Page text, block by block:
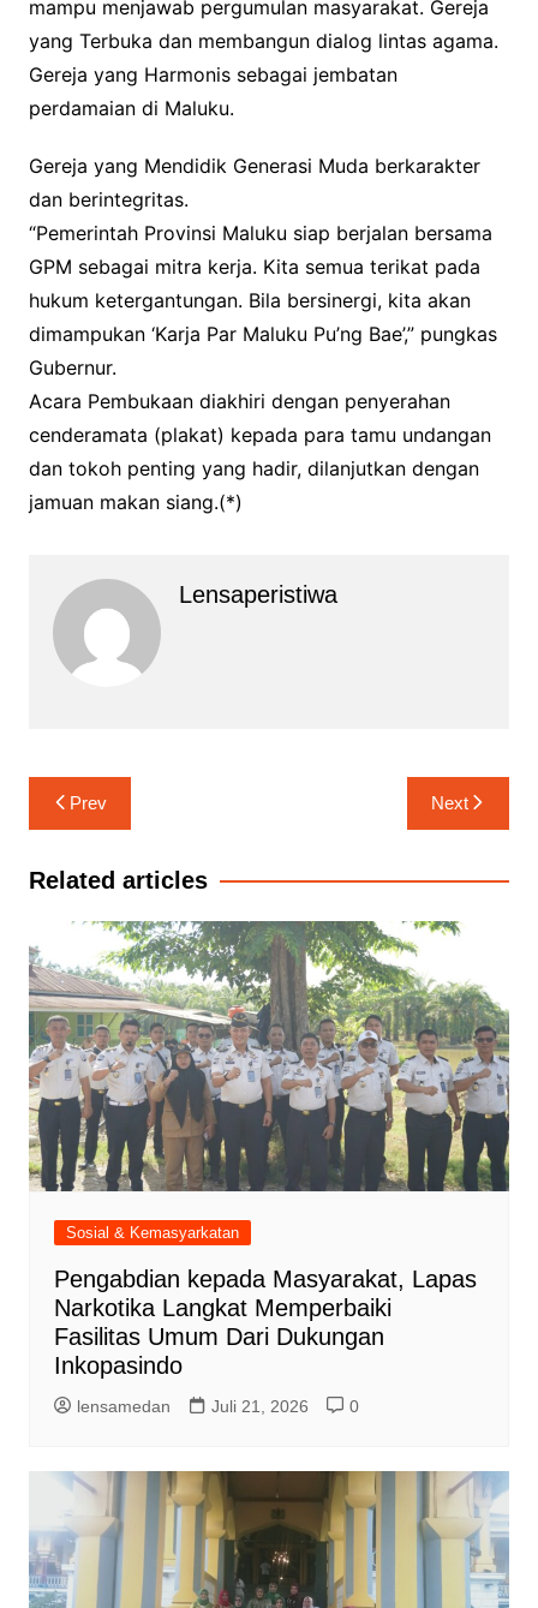
mampu menjawab pergumulan masyarakat. Gereja
yang Terbuka dan membangun dialog lintas agama.
Gereja yang Harmonis sebagai jembatan
perdamaian di Maluku.
Gereja yang Mendidik Generasi Muda berkarakter
dan berintegritas.
“Pemerintah Provinsi Maluku siap berjalan bersama
GPM sebagai mitra kerja. Kita semua terikat pada
hukum ketergantungan. Bila bersinergi, kita akan
dimampukan ‘Karja Par Maluku Pu’ng Bae’,” pungkas
Gubernur.
Acara Pembukaan diakhiri dengan penyerahan
cenderamata (plakat) kepada para tamu undangan
dan tokoh penting yang hadir, dilanjutkan dengan
jamuan makan siang.(*)
Lensaperistiwa
Navigasi
pos
Prev Next
Related articles
Sosial & Kemasyarkatan
Pengabdian kepada Masyarakat, Lapas
Narkotika Langkat Memperbaiki
Fasilitas Umum Dari Dukungan
Inkopasindo
lensamedan Juli 21, 2026 0